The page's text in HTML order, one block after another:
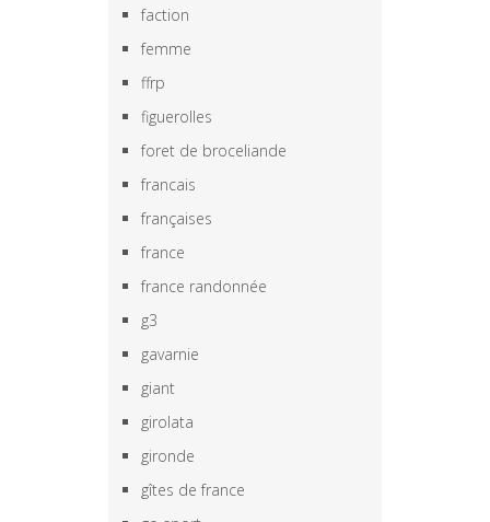
faction
femme
ffrp
figuerolles
foret de broceliande
francais
françaises
france
france randonnée
g3
gavarnie
giant
girolata
gironde
gîtes de france